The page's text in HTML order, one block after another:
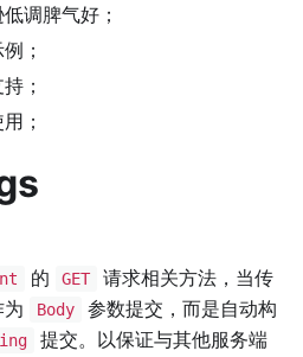
调脾气好；
；
；
；
的 GET
请求相关方法，当传
Body
参数提交，而是自动构
提交。以保证与其他服务端